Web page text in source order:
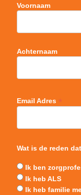
Voornaam
Achternaam
Email Adres *
Wat is de reden
Ik ben
Ik heb ALS
Ik heb familie